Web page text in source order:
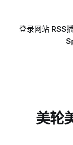
登录网站 RSS
美轮